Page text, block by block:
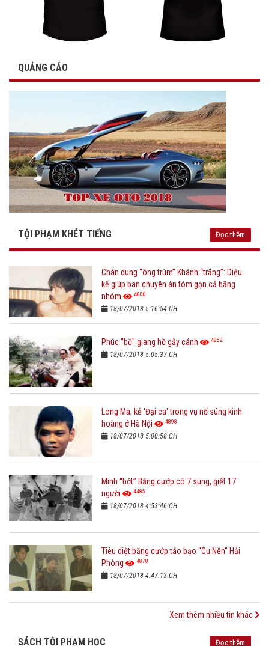
QUẢNG CÁO
TỘI PHẠM KHÉT TIẾNG Đọc thêm
Chân dung “ông trùm” Khánh “trắng”: Diệu
kế giúp ban chuyên án tóm gọn cả băng
nhóm
4800
18/07/2018 5:16:54 CH
Phúc "bồ" giang hồ gẫy cánh 4252
18/07/2018 5:05:37 CH
Long Ma, kẻ 'Đại ca' trong vụ nổ súng kinh
hoàng ở Hà Nội
4898
18/07/2018 5:00:58 CH
Minh “bớt” Băng cướp có 7 súng, giết 17
người
4485
18/07/2018 4:53:46 CH
Tiêu diệt băng cướp táo bạo “Cu Nên” Hải
Phòng
4878
18/07/2018 4:47:13 CH
Xem thêm nhiều tin khác
SÁCH TỘI PHẠM HỌC Đọc thêm